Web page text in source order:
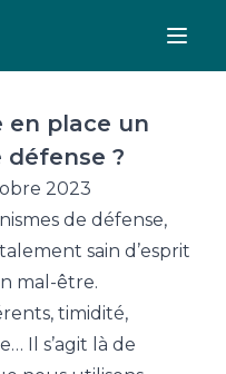
en place un
défense ?
2023
de défense,
sain d’esprit
mal-être.
timidité,
Il s’agit là de